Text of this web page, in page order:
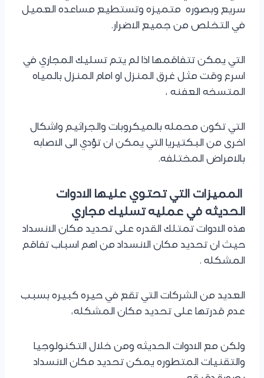
سريع وبصوره متميزه وتستطيع مساعده العميل
في التخلص من جميع الاضرار.
التي يمكن تتفاقمها اذا لم يتم تسليك المجاري في
اسرع وقت مثل غرق المنزل او امام المنزل بالمياه
المتسخه العفنه ،
التي تكون محمله بالميكروبات والجراثيم واشكال
اخرى من البكتيريا التي يمكن ان تؤدي الى الاصابه
بالامراض المختلفه.
المميزات التي تحتوي عليها الادوات
الحديثه في عمليهتسليك مجاري
هذه الادوات تمتلك القدره على تحديد مكان الانسداد
حيث ان تحديد مكان الانسداد من اهم اسباب تفاقم
المشكله .
العديد من الشركات التي تقع في حيره كبيره بسبب
عدم قدرتها على تحديد مكان المشكله،
ولكن مع الادوات الحديثه ومن خلال التكنولوجيا
والتقنيات المتطوره يمكن تحديد مكان الانسداد